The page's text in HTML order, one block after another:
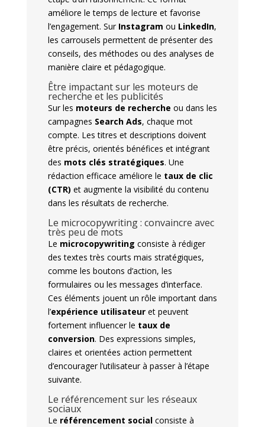
améliore le temps de lecture et favorise
l’engagement. Sur Instagram ou LinkedIn,
les carrousels permettent de présenter des
conseils, des méthodes ou des analyses de
manière claire et pédagogique.
Être impactant sur les moteurs de
recherche et les publicités
Sur les moteurs de recherche ou dans les
campagnes Search Ads, chaque mot
compte. Les titres et descriptions doivent
être précis, orientés bénéfices et intégrant
des mots clés stratégiques. Une
rédaction efficace améliore le taux de clic
(CTR) et augmente la visibilité du contenu
dans les résultats de recherche.
Le microcopywriting : convaincre avec
très peu de mots
Le microcopywriting consiste à rédiger
des textes très courts mais stratégiques,
comme les boutons d’action, les
formulaires ou les messages d’interface.
Ces éléments jouent un rôle important dans
l’expérience utilisateuret peuvent
fortement influencer le taux de
conversion. Des expressions simples,
claires et orientées action permettent
d’encourager l’utilisateur à passer à l’étape
suivante.
Le référencement sur les réseaux
sociaux
Le référencement socialconsiste à